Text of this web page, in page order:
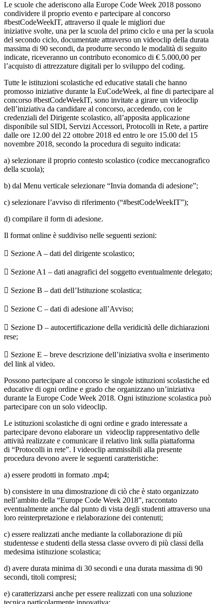
Le scuole che aderiscono alla Europe Code Week 2018 possono
condividere il proprio evento e partecipare al concorso
#bestCodeWeekIT, attraverso il quale le migliori due
iniziative svolte, una per la scuola del primo ciclo e una per la scuola
del secondo ciclo, documentate attraverso un videoclip della durata
massima di 90 secondi, da produrre secondo le modalità di seguito
indicate, riceveranno un contributo economico di € 5.000,00 per
l’acquisto di attrezzature digitali per lo sviluppo del coding.
Tutte le istituzioni scolastiche ed educative statali che hanno
promosso iniziative durante la EuCodeWeek, al fine di partecipare al
concorso #bestCodeWeekIT, sono invitate a girare un videoclip
dell’iniziativa da candidare al concorso, accedendo, con le
credenziali del Dirigente scolastico, all’apposita applicazione
disponibile sul SIDI, Servizi Accessori, Protocolli in Rete, a partire
dalle ore 12.00 del 22 ottobre 2018 ed entro le ore 15.00 del 15
novembre 2018, secondo la procedura di seguito indicata:
a) selezionare il proprio contesto scolastico (codice meccanografico
della scuola);
b) dal Menu verticale selezionare “Invia domanda di adesione”;
c) selezionare l’avviso di riferimento (“#bestCodeWeekIT”);
d) compilare il form di adesione.
Il format online è suddiviso nelle seguenti sezioni:
 Sezione A – dati del dirigente scolastico;
 Sezione A1 – dati anagrafici del soggetto eventualmente delegato;
 Sezione B – dati dell’Istituzione scolastica;
 Sezione C – dati di adesione all’Avviso;
 Sezione D – autocertificazione della veridicità delle dichiarazioni
rese;
 Sezione E – breve descrizione dell’iniziativa svolta e inserimento
del link al video.
Possono partecipare al concorso le singole istituzioni scolastiche ed
educative di ogni ordine e grado che organizzano un’iniziativa
durante la Europe Code Week 2018. Ogni istituzione scolastica può
partecipare con un solo videoclip.
Le istituzioni scolastiche di ogni ordine e grado interessate a
partecipare devono elaborare un videoclip rappresentativo delle
attività realizzate e comunicare il relativo link sulla piattaforma
di “Protocolli in rete”. I videoclip ammissibili alla presente
procedura devono avere le seguenti caratteristiche:
a) essere prodotti in formato .mp4;
b) consistere in una dimostrazione di ciò che è stato organizzato
nell’ambito della “Europe Code Week 2018”, raccontato
eventualmente anche dal punto di vista degli studenti attraverso una
loro reinterpretazione e rielaborazione dei contenuti;
c) essere realizzati anche mediante la collaborazione di più
studentesse e studenti della stessa classe ovvero di più classi della
medesima istituzione scolastica;
d) avere durata minima di 30 secondi e una durata massima di 90
secondi, titoli compresi;
e) caratterizzarsi anche per essere realizzati con una soluzione